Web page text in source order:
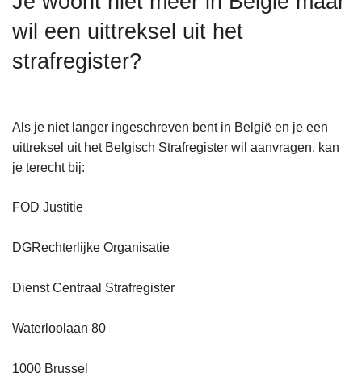
wil een uittreksel uit het
strafregister?
Als je niet langer ingeschreven bent in België en je een
uittreksel uit het Belgisch Strafregister wil aanvragen, kan
je terecht bij:
FOD Justitie
DGRechterlijke Organisatie
Dienst Centraal Strafregister
Waterloolaan 80
1000 Brussel